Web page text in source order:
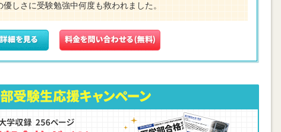
しさに受験勉強中何度も救われました。